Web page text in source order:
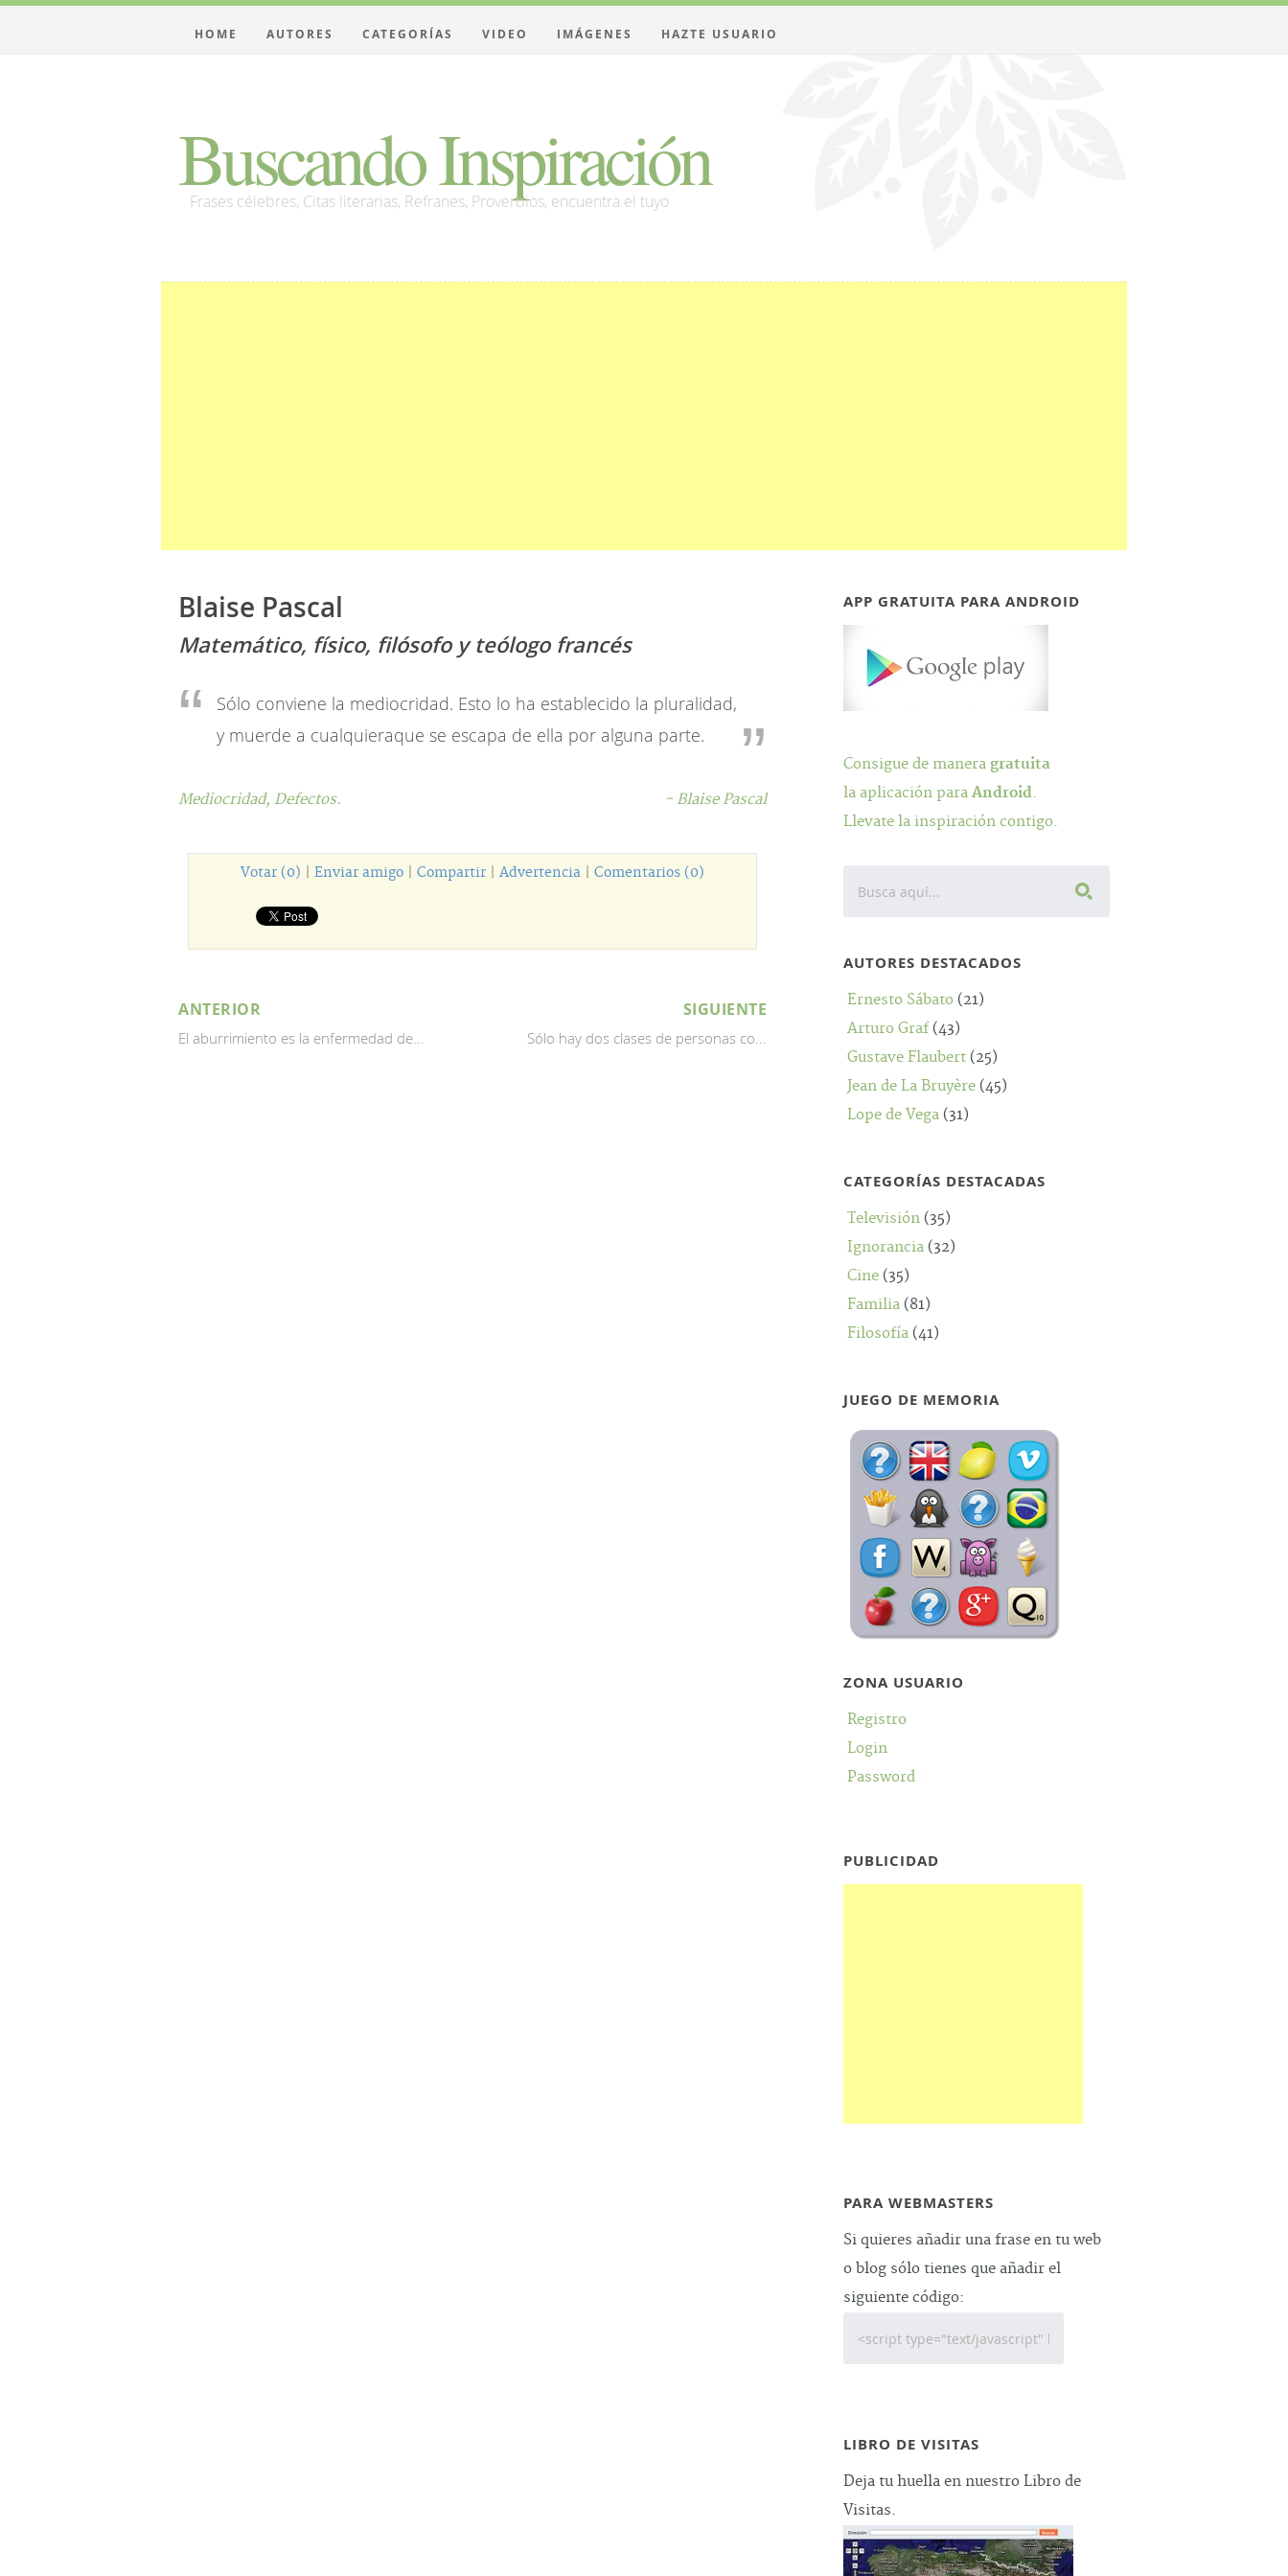
Buscando Inspiración
Frases célebres, Citas literarias, Refranes, Proverbios, encuentra el tuyo
HOME AUTORES CATEGORÍAS VIDEO IMÁGENES HAZTE USUARIO
Blaise Pascal
Matemático, físico, filósofo y teólogo francés
Sólo conviene la mediocridad. Esto lo ha establecido la pluralidad,
y muerde a cualquieraque se escapa de ella por alguna parte.
Mediocridad, Defectos. - Blaise Pascal
Votar (0) Enviar amigo Compartir Advertencia Comentarios (0)
ANTERIOR
El aburrimiento es la enfermedad de...
SIGUIENTE
Sólo hay dos clases de personas co...
APP GRATUITA PARA ANDROID
Consigue de maneragratuita
la aplicación paraAndroid.
Llevate la inspiración contigo.
AUTORES DESTACADOS
Ernesto Sábato (21)
Arturo Graf(43)
Gustave Flaubert (25)
Jean de La Bruyère (45)
Lope de Vega (31)
CATEGORÍAS DESTACADAS
Televisión (35)
Ignorancia (32)
Cine (35)
Familia (81)
Filosofía (41)
JUEGO DE MEMORIA
ZONA USUARIO
Registro
Login
Password
PUBLICIDAD
PARA WEBMASTERS
Si quieres añadir una frase en tu web
o blog sólo tienes que añadir el
siguiente código:
LIBRO DE VISITAS
Deja tu huella en nuestro Libro de
Visitas.